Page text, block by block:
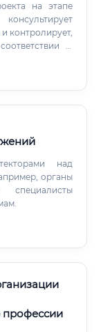
на этапе
контролирует,
с
над
органы
специалисты
профессии